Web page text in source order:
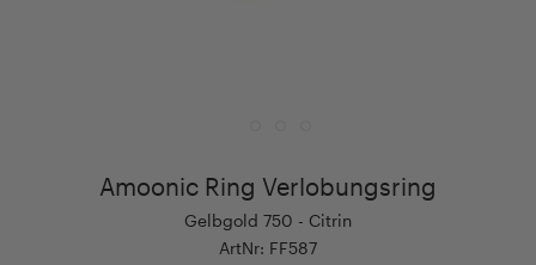
Amoonic Ring Verlobungsring
Gelbgold 750 - Citrin
ArtNr: FF587